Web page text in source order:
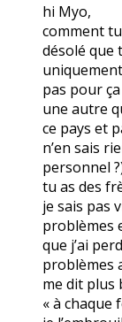
hi Myo,
comment
désolé que
pas pour ça
une autre
ce pays et
n’en sais
personnel
tu as des
je sais pas
problèmes
que j’ai
problèmes
me dit plus
« à chaque